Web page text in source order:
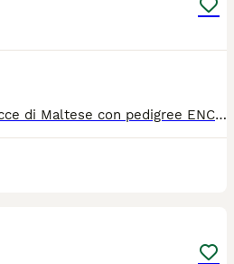
Disponibili due femminucce di Maltese con pedigree ENCI. Nate il 30/03/2026 e cresciute in ambiente familiare presso la mia abitazione. Da adulte peseranno circa 3,5-3,7 kg. Saranno cedute con: * vaccinazione; * sverminazioni effettuate; * microchip; * visita veterinaria con relazione scritta (controllo di cuore, dentatura, ecc.); * iscrizione all’Anagrafe Canina; * passaggio di proprietà; * libretto sanitario; * pedigree ENCI; * genitori con deposito del DNA presso ENCI; * genitori certificati FSA per la lussazione della rotula; * puppy kit; * cibo per i primi giorni; * prima toelettatura effettuata. Entrambi i genitori sono visibili presso la mia abitazione.